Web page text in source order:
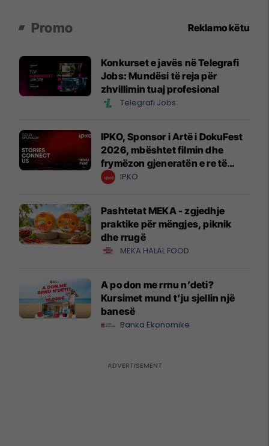
Promo Reklamo këtu
Konkurset e javës në Telegrafi
Jobs: Mundësi të reja për
zhvillimin tuaj profesional
Telegrafi Jobs
IPKO, Sponsor i Artë i DokuFest
2026, mbështet filmin dhe
frymëzon gjeneratën e re të
krijuesve
IPKO
Pashtetat MEKA - zgjedhje
praktike për mëngjes, piknik
dhe rrugë
MEKA HALAL FOOD
A po don me rrnu n’deti?
Kursimet mund t’ju sjellin një
banesë
Banka Ekonomike